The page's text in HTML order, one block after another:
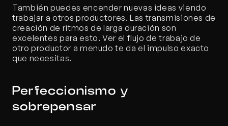
También puedes encender nuevas ideas viendo
trabajar a otros productores. Las transmisiones de
creación de ritmos de larga duración son
excelentes para esto. Ver el flujo de trabajo de
otro productor a menudo te da el impulso exacto
que necesitas.
Perfeccionismo y
sobrepensar